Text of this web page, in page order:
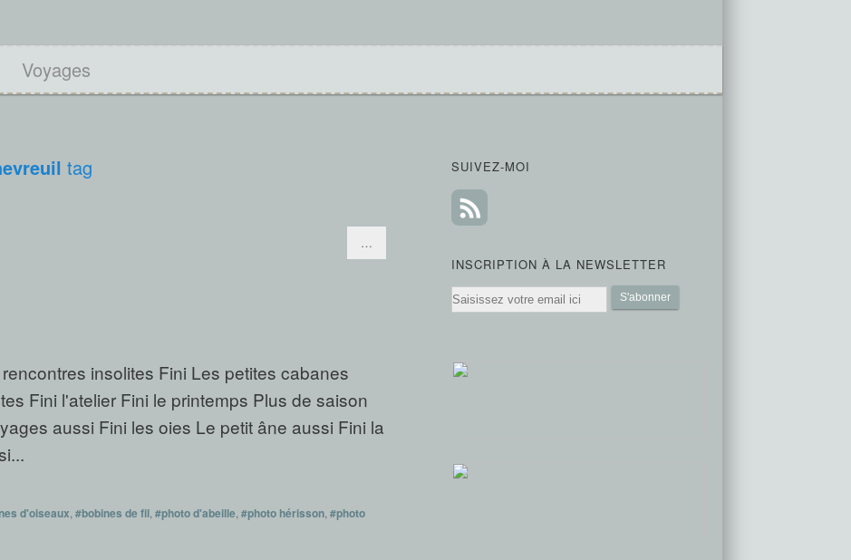
Voyages
tag
…
insolites Fini Les petites cabanes
Fini l'atelier Fini le printemps Plus de saison
aussi Fini les oies Le petit âne aussi Fini la
d'oiseaux #bobines de fil #photo d'abeille #photo hérisson #photo
SUIVEZ-MOI
INSCRIPTION À LA NEWSLETTER
Email